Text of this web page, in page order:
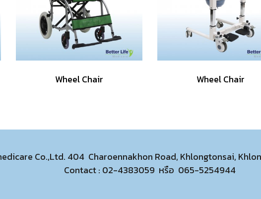
Wheel Chair Wheel Chair
Co.,Ltd. 404 Charoennakhon Road, Khlongtonsai,
Contact : 02-4383059 หรือ 065-5254944